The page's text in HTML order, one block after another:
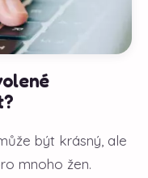
být krásný, ale
mnoho žen.